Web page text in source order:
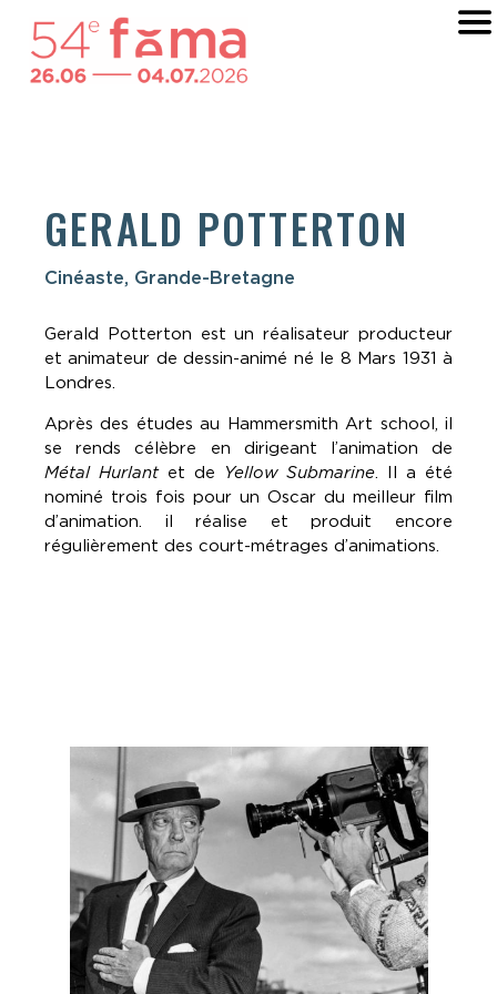
GERALD POTTERTON
Cinéaste, Grande-Bretagne
Gerald Potterton est un réalisateur producteur
et animateur de dessin-animé né le 8 Mars 1931 à
Londres.
Après des études au Hammersmith Art school, il
se rends célèbre en dirigeant l’animation de
Métal Hurlantet de Yellow Submarine. Il a été
nominé trois fois pour un Oscar du meilleur film
d’animation. il réalise et produit encore
régulièrement des court-métrages d’animations.